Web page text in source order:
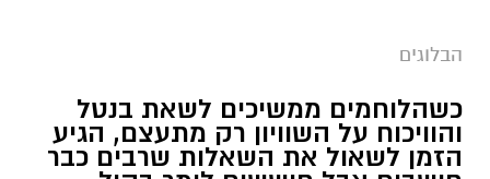
הבלוגים
כשהלוחמים ממשיכים לשאת בנטל
והוויכוח על השוויון רק מתעצם, הגיע
הזמן לשאול את השאלות שרבים כבר